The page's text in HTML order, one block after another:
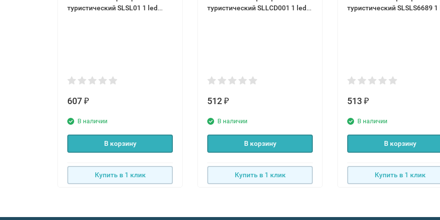
туристический SLSL01 1 led
607 ₽
В наличии
В корзину
Купить в 1 клик
туристический SLLCD001 1 led
512 ₽
В наличии
В корзину
Купить в 1 клик
туристический SLSLS6689 1
513 ₽
В наличии
В корзину
Купить в 1 клик